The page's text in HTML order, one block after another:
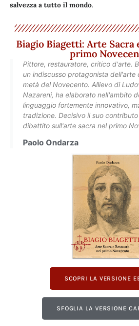
salvezza a tutto il mondo.
Biagio Biagetti: Arte Sacra
primo
Pittore, restauratore, critico d'arte.
un indiscusso protagonista dell'arte
metà del Novecento. Allievo di
Nazareni, ha elaborato nell'ambito
linguaggio fortemente innovativo,
tradizione. Decisivo il suo
dibattito sull'arte sacra nel primo
Paolo Ondarza
SCOPRI LA VERSIONE
SFOGLIA LA VERSIONE